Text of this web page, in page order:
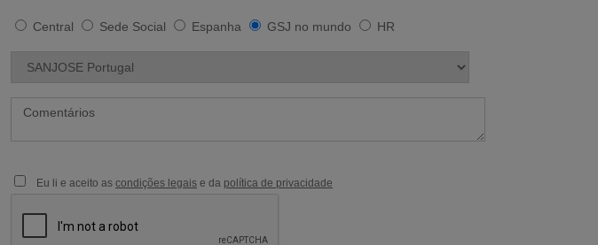
Central Sede Social Espanha GSJ no mundo HR
Eu li e aceito as condições legais e da política de privacidade